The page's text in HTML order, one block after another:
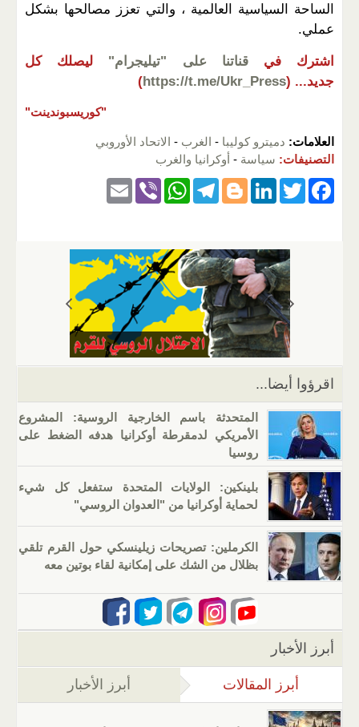
الساحة السياسية العالمية ، والتي تعزز مصالحها بشكل
عملي.
اشترك في قناتنا على "تيليجرام"
ليصلك كل
جديد... (
https://t.me/Ukr_Press
)
"كوريسبوندينت"
العلامات: دميترو كوليبا - الغرب - الاتحاد الأوروبي
التصنيفات: سياسة - أوكرانيا والغرب
F
k
T
er
Li
e
dI
n
Bl
g
er
T
gr
a
m
W
s
A
p
p
Vi
اقرؤوا أيضا...
المتحدثة باسم الخارجية الروسية: المشروع
الأمريكي لدمقرطة أوكرانيا هدفه الضغط على
روسيا
بلينكين: الولايات المتحدة ستفعل كل شيء
لحماية أوكرانيا من "العدوان الروسي"
الكرملين: تصريحات زيلينسكي حول القرم تلقي
بظلال من الشك على إمكانية لقاء بوتين معه
أبرز الأخبار
أبرز المقالات (علامة التبويب النشطة)
أبرز الأخبار